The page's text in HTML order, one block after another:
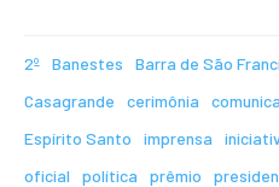
2º Banestes Barra de São
Casagrande
cerimônia
Espírito Santo
imprensa
oficial
política prêmio